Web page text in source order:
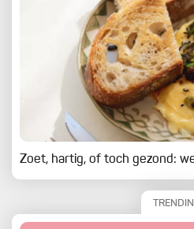
Zoet, hartig, of toch gezond: